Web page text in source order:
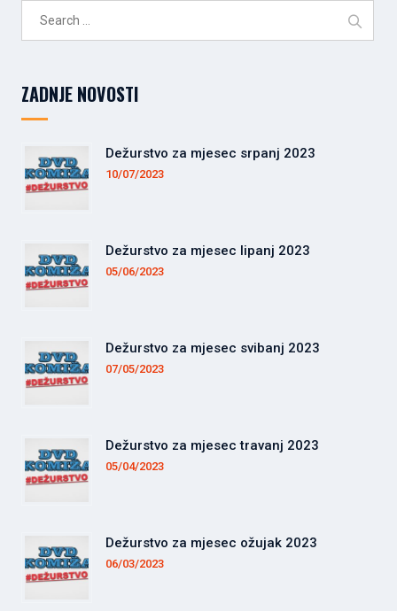
ZADNJE NOVOSTI
Dežurstvo za mjesec srpanj 2023
10/07/2023
Dežurstvo za mjesec lipanj 2023
05/06/2023
Dežurstvo za mjesec svibanj 2023
07/05/2023
Dežurstvo za mjesec travanj 2023
05/04/2023
Dežurstvo za mjesec ožujak 2023
06/03/2023